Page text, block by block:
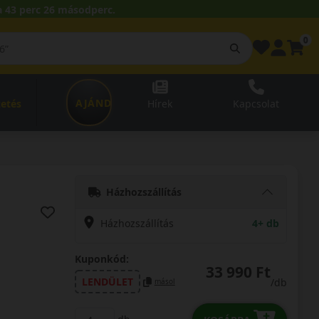
43 perc 25 másodperc.
AJÁNDÉKUTALVÁNY
Házhozszállítás
Házhozszállítás 4+ db
Kuponkód:
LENDÜLET
másol 33 990 Ft
/db